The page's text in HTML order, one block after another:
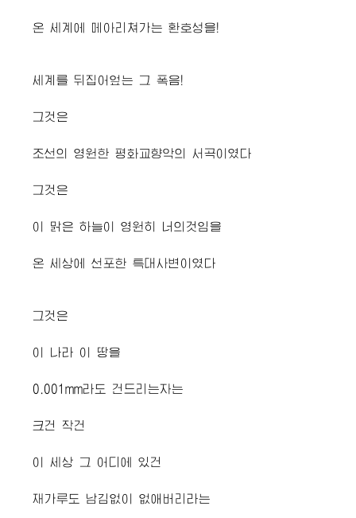
온 세계에 메아리쳐가는 환호성을!
세계를 뒤집어엎는 그 폭음!
그것은
조선의 영원한 평화교향악의 서곡이였다
그것은
이 맑은 하늘이 영원히 너의것임을
온 세상에 선포한 특대사변이였다
그것은
이 나라 이 땅을
0.001mm라도 건드리는자는
크건 작건
이 세상 그 어디에 있건
재가루도 남김없이 없애버리라는